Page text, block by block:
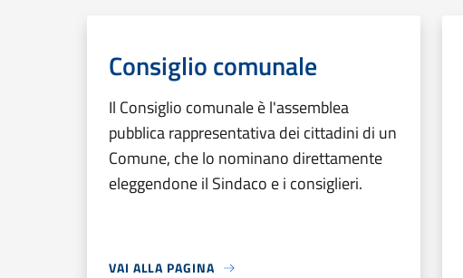
Consiglio comunale
Il Consiglio comunale è l'assemblea
pubblica rappresentativa dei cittadini di un
Comune, che lo nominano direttamente
eleggendone il Sindaco e i consiglieri.
VAI ALLA PAGINA